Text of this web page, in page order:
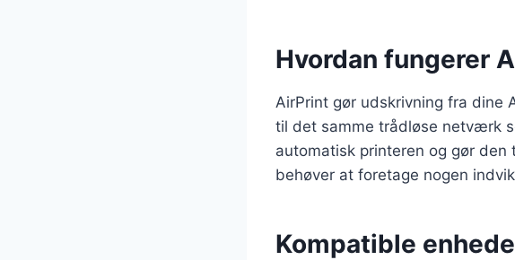
Hvordan fungerer
AirPrint gør udskrivning fra dine
til det samme trådløse netværk
automatisk printeren og gør
behøver at foretage nogen
Kompatible